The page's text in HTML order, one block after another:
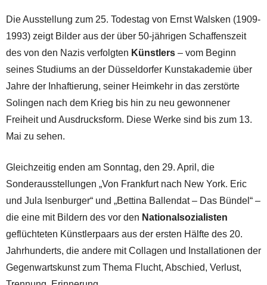
Die Ausstellung zum 25. Todestag von Ernst Walsken (1909-
1993) zeigt Bilder aus der über 50-jährigen Schaffenszeit
des von den Nazis verfolgten Künstlers – vom Beginn
seines Studiums an der Düsseldorfer Kunstakademie über
Jahre der Inhaftierung, seiner Heimkehr in das zerstörte
Solingen nach dem Krieg bis hin zu neu gewonnener
Freiheit und Ausdrucksform. Diese Werke sind bis zum 13.
Mai zu sehen.
Gleichzeitig enden am Sonntag, den 29. April, die
Sonderausstellungen „Von Frankfurt nach New York. Eric
und Jula Isenburger“ und „Bettina Ballendat – Das Bündel“ –
die eine mit Bildern des vor den Nationalsozialisten
geflüchteten Künstlerpaars aus der ersten Hälfte des 20.
Jahrhunderts, die andere mit Collagen und Installationen der
Gegenwartskunst zum Thema Flucht, Abschied, Verlust,